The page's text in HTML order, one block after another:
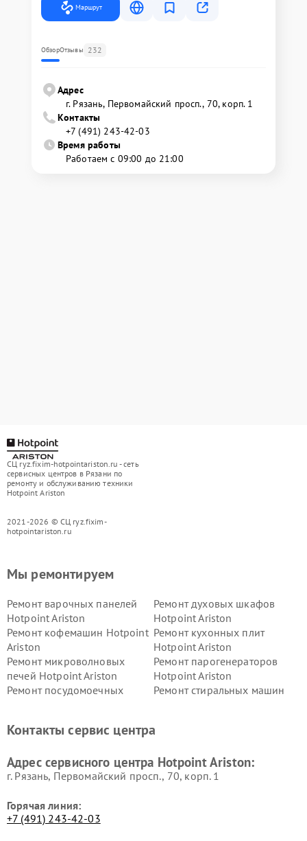
Маршрут
ОбзорОтзывы 232
Адрес
г. Рязань, Первомайский просп., 70, корп. 1
Контакты
+7 (491) 243-42-03
Время работы
Работаем с 09:00 до 21:00
СЦ ryz.fixim-hotpointariston.ru - сеть
сервисных центров в Рязани по
ремонту и обслуживанию техники
Hotpoint Ariston
2021-2026 © СЦ ryz.fixim-
hotpointariston.ru
Мы ремонтируем
Ремонт варочных панелей
Hotpoint Ariston
Ремонт духовых шкафов
Hotpoint Ariston
Ремонт кофемашин Hotpoint
Ariston
Ремонт кухонных плит
Hotpoint Ariston
Ремонт микроволновых
печей Hotpoint Ariston
Ремонт парогенераторов
Hotpoint Ariston
Ремонт посудомоечных
Ремонт стиральных машин
Hotpoint Ariston
Hotpoint Ariston
Ariston
Hotpoint Ariston
Контакты сервис центра
Адрес сервисного центра Hotpoint Ariston:
г. Рязань, Первомайский просп., 70, корп. 1
Горячая линия:
+7 (491) 243-42-03